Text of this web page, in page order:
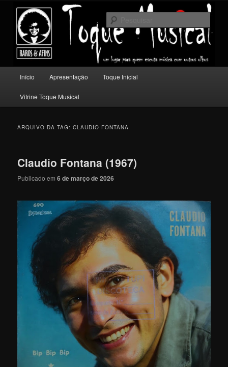
conteúdo
principal
conteúdo
secundário
Toque Musical
Um lugar para quem escuta música com outros olhos.
principal
Início Apresentação Toque Inicial
Vitrine Toque Musical
ARQUIVO DA TAG:CLAUDIO FONTANA
Claudio Fontana (1967)
Publicado em6 de março de 2026